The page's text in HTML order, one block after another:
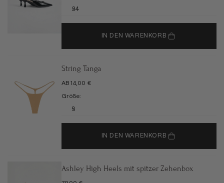
34
IN DEN WARENKORB
String Tanga
ANGEBOT
AB 14,00 €
Größe:
S
IN DEN WARENKORB
Ashley High Heels mit spitzer Zehenbox